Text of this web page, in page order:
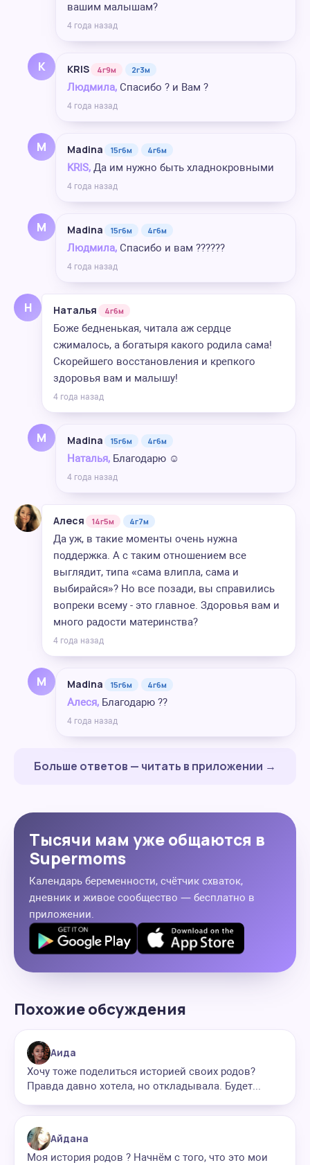
вашим малышам?
4 года назад
K KRIS 4г9м 2г3м
Людмила, Спасибо ? и Вам ?
4 года назад
M Madina 15г6м 4г6м
KRIS, Да им нужно быть хладнокровными
4 года назад
M Madina 15г6м 4г6м
Людмила, Спасибо и вам ??????
4 года назад
Н Наталья 4г6м
Боже бедненькая, читала аж сердце
сжималось, а богатыря какого родила сама!
Скорейшего восстановления и крепкого
здоровья вам и малышу!
4 года назад
M Madina 15г6м 4г6м
Наталья, Благодарю ☺️
4 года назад
Алеся 14г5м 4г7м
Да уж, в такие моменты очень нужна
поддержка. А с таким отношением все
выглядит, типа «сама влипла, сама и
выбирайся»? Но все позади, вы справились
вопреки всему - это главное. Здоровья вам и
много радости материнства?
4 года назад
M Madina 15г6м 4г6м
Алеся, Благодарю ??
4 года назад
Больше ответов — читать в приложении →
Тысячи мам уже общаются в
Supermoms
Календарь беременности, счётчик схваток,
дневник и живое сообщество — бесплатно в
приложении.
Похожие обсуждения
Аида
Хочу тоже поделиться историей своих родов?
Правда давно хотела, но откладывала. Будет...
Айдана
Моя история родов ? Начнём с того, что это мои